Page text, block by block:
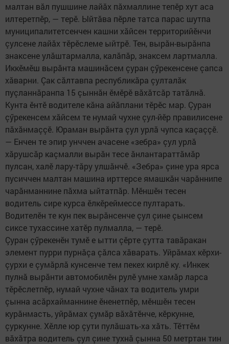
малтан вăл пушшине лайăх пăхмаллине тепӗр хут аса
илтеретпӗр, — терӗ. Ыйтăва пӗрле татса парас шутпа
муниципалитетсенчен кашни хăйсен территорийӗнчи
çулсене лайăх тӗрӗслеме ыйтрӗ. Тен, вырăн-вырăнпа
знаксене улăштармалла, калăпăр, знаксем лартмалла.
Иккӗмӗш вырăнта машинăсем çуран çӳрекенсене çапса
хăварни. Çак сăлтавпа республикăра çулталăк
пуçланнăранпа 15 çыннăн ӗмӗрӗ вăхăтсăр татăлнă.
Кунта ӗнтӗ водителе кăна айăплани тӗрӗс мар. Çуран
çӳрекенсем хăйсем те нумай чухне çул-йӗр правилисене
пăхăнмаççӗ. Юраман вырăнта çул урлă чупса каçаççӗ.
— Енчен те эпир унччен ачасене «зебра» çул урлă
хăрушсăр каçмалли вырăн тесе ăнлантараттăмăр
пулсан, халӗ лару-тăру улшăнчӗ. «Зебра» çине ура ярса
пусиччен малтан машина ирттерсе ямашкăн чарăннипе
чарăнманнине пăхма ыйтатпăр. Мӗншӗн тесен
водитель сире курса ӗлкӗреймессе пултарать.
Водителӗн те кун пек вырăнсенче çул çине çынсем
сиксе тухассине хатӗр пулмалла, — терӗ.
Çуран çӳрекенӗн тумӗ е ытти çӗрте çутта тавăракан
элемент пурри пурнăçа çăлса хăварать. Уйрăмах кӗрхи-
çурхи е çумăрлă кунсенче тем пекех кирлӗ ку. «Инкек
пулнă вырăнти автомобилӗн рулӗ умне хамăр ларса
тӗрӗслетпӗр, нумай чухне чăнах та водитель умри
çынна асăрхайманнине ӗненетпӗр, мӗншӗн тесен
курăнмасть, уйрăмах çумăр вăхăтӗнче, кӗркунне,
çуркунне. Хӗлле юр çути пулăшать-ха хăть. Тӗттӗм
вăхăтра водитель çул çине тухнă çынна 50 метртан тин